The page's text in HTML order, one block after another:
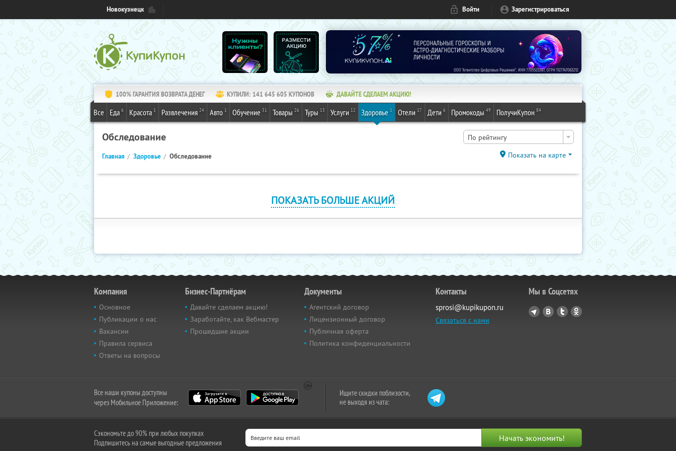
Новокузнецк Войти Зарегистрироваться
100% ГАРАНТИЯ ВОЗВРАТА ДЕНЕГ КУПИЛИ: 141 645 605 КУПОНОВ ДАВАЙТЕ СДЕЛАЕМ АКЦИЮ!
Все Еда 6 Красота 1 Развлечения 24 Авто 1 Обучение 31 Товары 26 Туры 13 Услуги 12 Здоровье 1 Отели 17 Дети 6 Промокоды 49 ПолучиКупон 84
Обследование По рейтингу
Главная Здоровье Обследование Показать на карте
ПОКАЗАТЬ БОЛЬШЕ АКЦИЙ
Компания
Основное
Публикации о нас
Вакансии
Правила сервиса
Ответы на вопросы
Бизнес-Партнёрам
Давайте сделаем акцию!
Заработайте, как Вебмастер
Прошедшие акции
Документы
Агентский договор
Лицензионный договор
Публичная оферта
Политика конфиденциальности
Контакты
sprosi@kupikupon.ru
Связаться с нами
Мы в Соцсетях
Все наши купоны доступны
через Мобильное Приложение:
Ищите скидки поблизости,
не выходя из чата:
Сэкономьте до 90% при любых покупках
Подпишитесь на самые выгодные предложения